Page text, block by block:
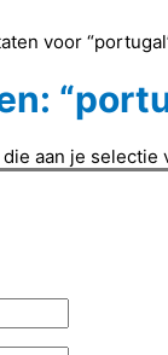
voor
aan je selectie